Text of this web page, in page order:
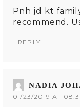
Pnh jd kt
recommend.
REPLY
NADIA
01/23/2019 AT